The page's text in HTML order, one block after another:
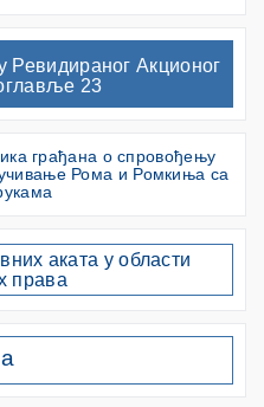
Ревидираног Акционог
23
грађана о спровођењу
Рома и Ромкиња са
аката у области
права